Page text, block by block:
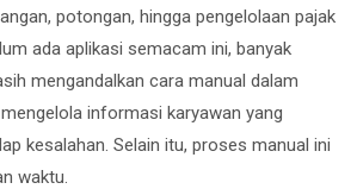
potongan, hingga pengelolaan pajak
ada aplikasi semacam ini, banyak
mengandalkan cara manual dalam
informasi karyawan yang
kesalahan. Selain itu, proses manual ini
waktu.